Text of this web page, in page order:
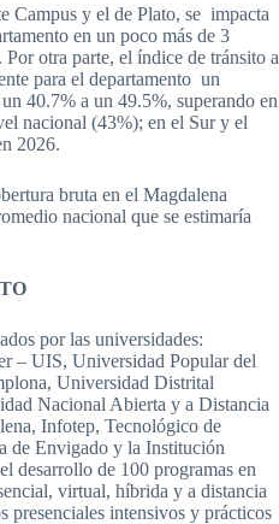
Campus y el de Plato, se impacta
en un poco más de 3
otra parte, el índice de tránsito a
para el departamento un
40.7% a un 49.5%, superando en
nacional (43%); en el Sur y el
2026.
bruta en el Magdalena
nacional que se estimaría
por las universidades:
– UIS, Universidad Popular del
Universidad Distrital
Nacional Abierta y a Distancia
Infotep, Tecnológico de
de Envigado y la Institución
desarrollo de 100 programas en
virtual, híbrida y a distancia
presenciales intensivos y prácticos